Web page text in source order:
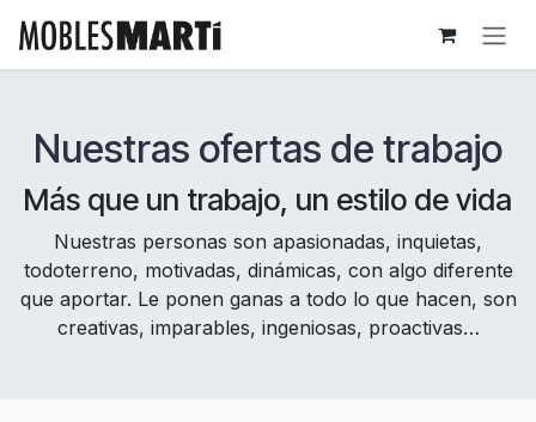
Nuestras ofertas de trabajo
Más que un trabajo, un estilo de vida
Nuestras personas son apasionadas, inquietas,
todoterreno, motivadas, dinámicas, con algo diferente
que aportar. Le ponen ganas a todo lo que hacen, son
creativas, imparables, ingeniosas, proactivas…